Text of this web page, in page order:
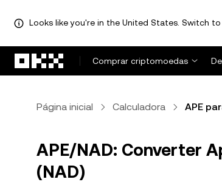
Looks like you're in the United States. Switch
Comprar criptomoedas
Página inicial Calculadora APE
APE/NAD: Converter
(NAD)